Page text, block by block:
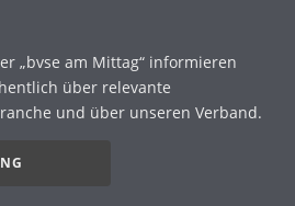
„bvse am Mittag“ informieren
über relevante
und über unseren Verband.